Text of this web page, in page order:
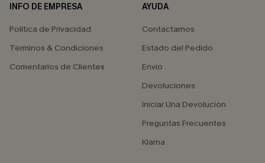
INFO DE EMPRESA
Política de Privacidad
Términos & Condiciones
Comentarios de Clientes
AYUDA
Contactarnos
Estado del Pedido
Envío
Devoluciones
Iniciar Una Devolución
Preguntas Frecuentes
Klarna